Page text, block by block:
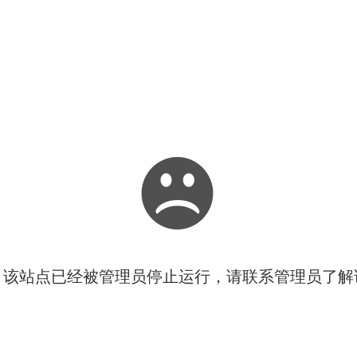
站点已经被管理员停止运行，请联系管理员了